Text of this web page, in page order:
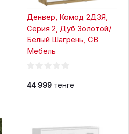
Денвер, Комод 2Д3Я,
Серия 2, Дуб Золотой/
Белый Шагрень, СВ
Мебель
44 999 тенге